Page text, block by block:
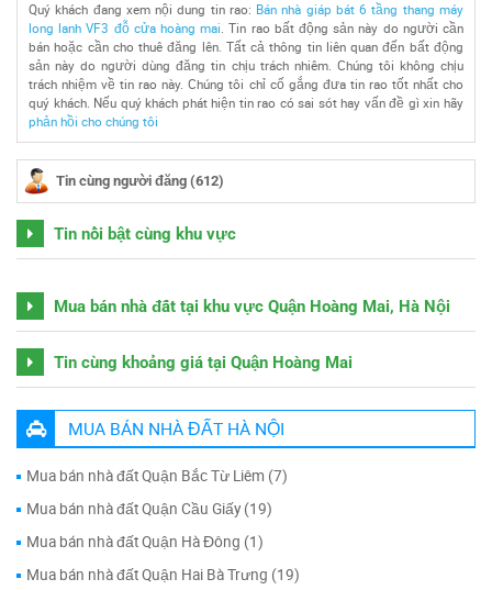
Quý khách đang xem nội dung tin rao: Bán nhà giáp bát 6 tầng thang máy
long lanh VF3 đỗ cửa hoàng mai. Tin rao bất động sản này do người cần
bán hoặc cần cho thuê đăng lên. Tất cả thông tin liên quan đến bất động
sản này do người dùng đăng tin chịu trách nhiêm. Chúng tôi không chịu
trách nhiệm về tin rao này. Chúng tôi chỉ cố gắng đưa tin rao tốt nhất cho
quý khách. Nếu quý khách phát hiện tin rao có sai sót hay vấn đề gì xin hãy
phản hồi cho chúng tôi
Tin cùng người đăng (612)
Tin nổi bật cùng khu vực
Mua bán nhà đất tại khu vực Quận Hoàng Mai, Hà Nội
Tin cùng khoảng giá tại Quận Hoàng Mai
MUA BÁN NHÀ ĐẤT HÀ NỘI
Mua bán nhà đất Quận Bắc Từ Liêm (7)
Mua bán nhà đất Quận Cầu Giấy (19)
Mua bán nhà đất Quận Hà Đông (1)
Mua bán nhà đất Quận Hai Bà Trưng (19)